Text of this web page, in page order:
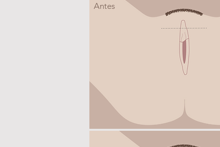
Antes